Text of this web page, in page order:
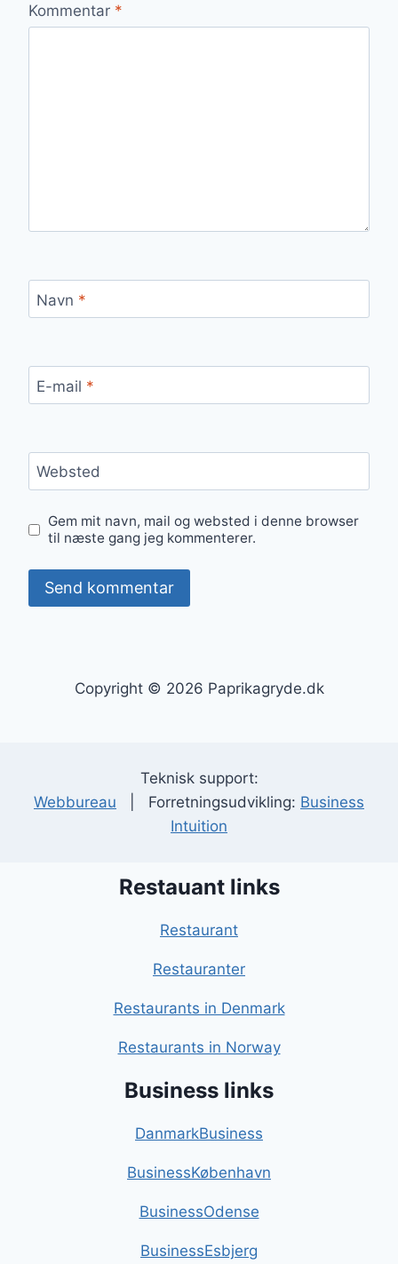
Kommentar *
Navn *
E-mail *
Websted
Gem mit navn, mail og websted i denne browser
til næste gang jeg kommenterer.
Copyright © 2026 Paprikagryde.dk
Teknisk support:
Webbureau | Forretningsudvikling: Business
Intuition
Restauant links
Restaurant
Restauranter
Restaurants in Denmark
Restaurants in Norway
Business links
DanmarkBusiness
BusinessKøbenhavn
BusinessOdense
BusinessEsbjerg